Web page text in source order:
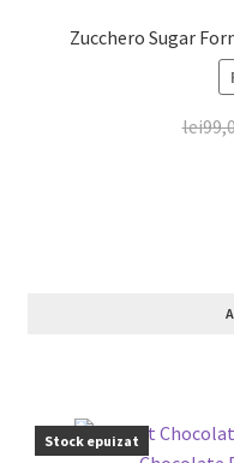
lei
Stock epuizat